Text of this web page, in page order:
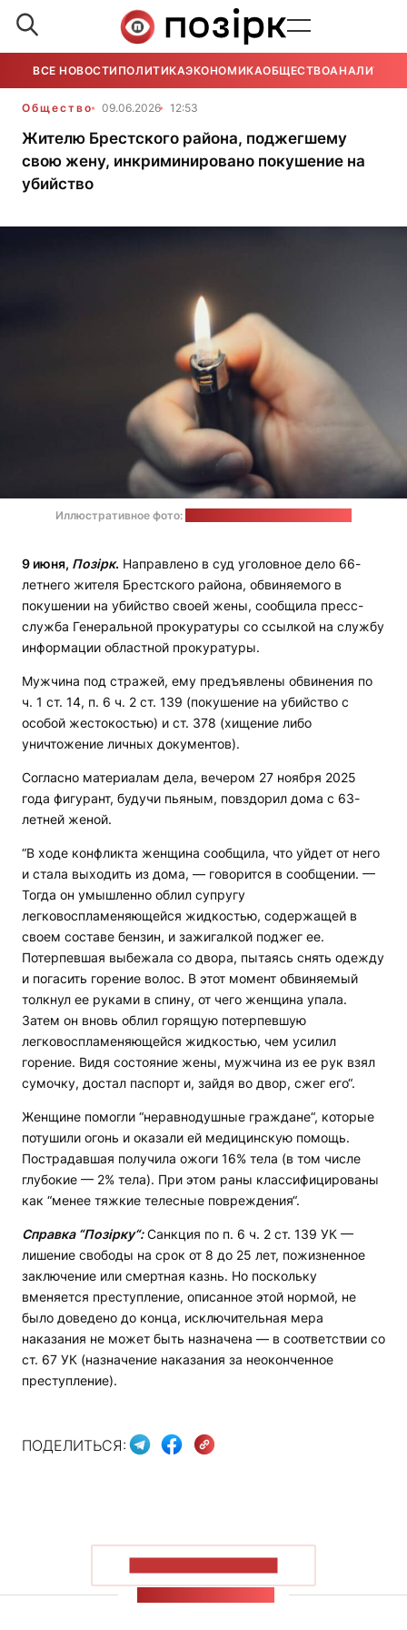
ВСЕ НОВОСТИ ПОЛИТИКАЭКОНОМИКАОБЩЕСТВОАНАЛИТИКА
Общество 09.06.2026 12:53
Жителю Брестского района, поджегшему
свою жену, инкриминировано покушение на
убийство
Иллюстративное фото:
9 июня, Позірк. Направлено в суд уголовное дело 66-
летнего жителя Брестского района, обвиняемого в
покушении на убийство своей жены, сообщила пресс-
служба Генеральной прокуратуры со ссылкой на службу
информации областной прокуратуры.
Мужчина под стражей, ему предъявлены обвинения по
ч. 1 ст. 14, п. 6 ч. 2 ст. 139 (покушение на убийство с
особой жестокостью) и ст. 378 (хищение либо
уничтожение личных документов).
Согласно материалам дела, вечером 27 ноября 2025
года фигурант, будучи пьяным, повздорил дома с 63-
летней женой.
“В ходе конфликта женщина сообщила, что уйдет от него
и стала выходить из дома, — говорится в сообщении. —
Тогда он умышленно облил супругу
легковоспламеняющейся жидкостью, содержащей в
своем составе бензин, и зажигалкой поджег ее.
Потерпевшая выбежала со двора, пытаясь снять одежду
и погасить горение волос. В этот момент обвиняемый
толкнул ее руками в спину, от чего женщина упала.
Затем он вновь облил горящую потерпевшую
легковоспламеняющейся жидкостью, чем усилил
горение. Видя состояние жены, мужчина из ее рук взял
сумочку, достал паспорт и, зайдя во двор, сжег его“.
Женщине помогли “неравнодушные граждане“, которые
потушили огонь и оказали ей медицинскую помощь.
Пострадавшая получила ожоги 16% тела (в том числе
глубокие — 2% тела). При этом раны классифицированы
как “менее тяжкие телесные повреждения“.
Справка “Позірку“:Санкция по п. 6 ч. 2 ст. 139 УК —
лишение свободы на срок от 8 до 25 лет, пожизненное
заключение или смертная казнь. Но поскольку
вменяется преступление, описанное этой нормой, не
было доведено до конца, исключительная мера
наказания не может быть назначена — в соответствии со
ст. 67 УК (назначение наказания за неоконченное
преступление).
ПОДЕЛИТЬСЯ: